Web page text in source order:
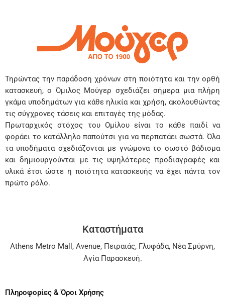
Τηρώντας την παράδοση χρόνων στη ποιότητα και την ορθή
κατασκευή, ο Όμιλος Μούγερ σχεδιάζει σήμερα μια πλήρη
γκάμα υποδημάτων για κάθε ηλικία και χρήση, ακολουθώντας
τις σύγχρονες τάσεις και επιταγές της μόδας.
Πρωταρχικός στόχος του Ομίλου είναι το κάθε παιδί να
φοράει το κατάλληλο παπούτσι για να περπατάει σωστά. Όλα
τα υποδήματα σχεδιάζονται με γνώμονα το σωστό βάδισμα
και δημιουργούνται με τις υψηλότερες προδιαγραφές και
υλικά έτσι ώστε η ποιότητα κατασκευής να έχει πάντα τον
πρώτο ρόλο.
Καταστήματα
Athens Metro Mall , Avenue, Πειραιάς, Γλυφάδα, Νέα Σμύρνη,
Αγία Παρασκευή.
Πληροφορίες & Όροι Χρήσης